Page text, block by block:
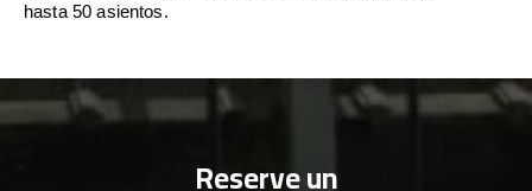
hasta 50 asientos.
Reserve un